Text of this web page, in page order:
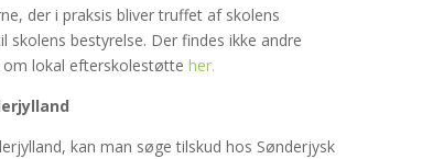
der i praksis bliver truffet af skolens
skolens bestyrelse. Der findes ikke andre
lokal efterskolestøtte her.
kan man søge tilskud hos Sønderjysk